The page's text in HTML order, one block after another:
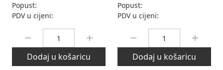
Popust:
PDV u cijeni:
Dodaj u košaricu
Popust:
PDV u cijeni:
Dodaj u košaricu